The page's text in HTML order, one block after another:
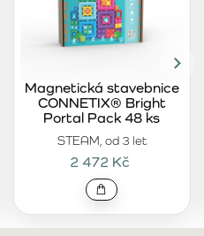
STEAM, od 3 let
Magnetická stavebnice
CONNETIX® Bright
Portal Pack 48 ks
2 472 Kč